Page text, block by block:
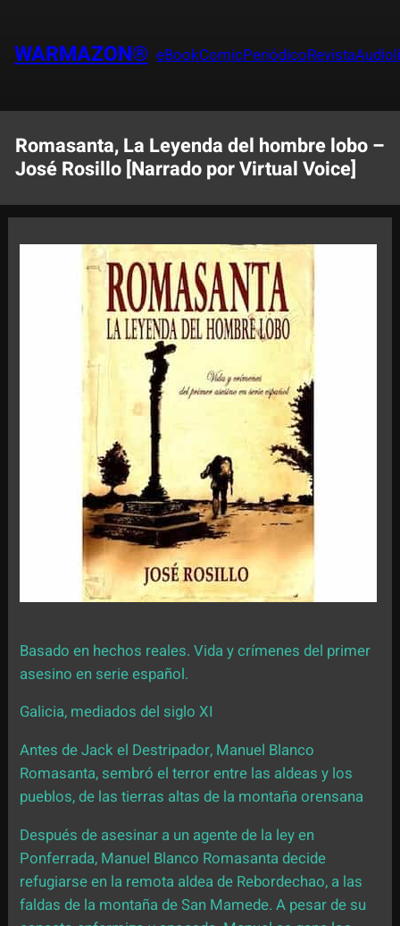
contenido
WARMAZON® eBookComicPeriódicoRevista
Romasanta, La Leyenda del hombre lobo –
José Rosillo [Narrado por Virtual Voice]
Basado en hechos reales. Vida y crímenes del primer
asesino en serie español.
Galicia, mediados del siglo XI
Antes de Jack el Destripador, Manuel Blanco
Romasanta, sembró el terror entre las aldeas y los
pueblos, de las tierras altas de la montaña orensana
Después de asesinar a un agente de la ley en
Ponferrada, Manuel Blanco Romasanta decide
refugiarse en la remota aldea de Rebordechao, a las
faldas de la montaña de San Mamede. A pesar de su